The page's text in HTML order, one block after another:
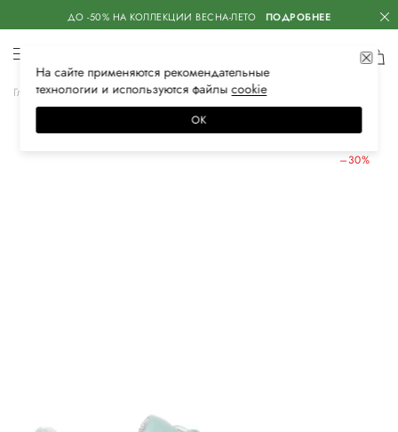
ДО -50% НА КОЛЛЕКЦИИ ВЕСНА-ЛЕТО ПОДРОБНЕЕ
Главная Женская Обувь Кеды
–30%
На сайте применяются рекомендательные
технологии и используются файлысооkiе
ОК